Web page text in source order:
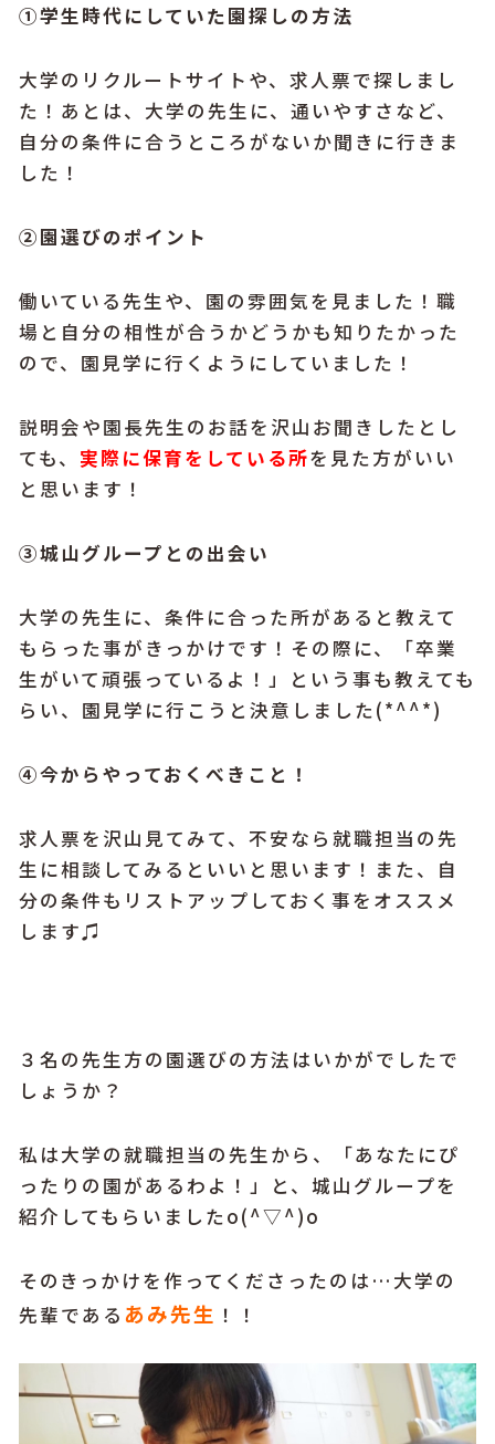
①学生時代にしていた園探しの方法
大学のリクルートサイトや、求人票で探しまし
た！あとは、 大学の先生に、通いやすさなど、
自分の条件に合うところがないか聞きに行きま
した！
②園選びのポイント
働いている先生や、園の雰囲気を見ました！ 職
場と自分の相性が合うかどうかも知りたかった
ので、 園見学に行くようにしていました！
説明会や園長先生のお話を沢山お聞きしたとし
ても、 実際に保育をしている所を見た方がいい
と思います！
③城山グループとの出会い
大学の先生に、 条件に合った所があると教えて
もらった事がきっかけです！ その際に、「卒業
生がいて頑張っているよ！」という事も教えても
らい、園見学に行こうと決意しました(*^^*)
④今からやっておくべきこと！
求人票を沢山見てみて、 不安なら就職担当の先
生に相談してみるといいと思います！また、自
分の条件もリストアップしておく事をオススメ
します♫
３名の先生方の園選びの方法はいかがでしたで
しょうか？
私は大学の就職担当の先生から、「あなたにぴ
ったりの園があるわよ！」と、城山グループを
紹介してもらいましたo(^▽^)o
そのきっかけを作ってくださったのは…大学の
先輩である あみ先生 ！！